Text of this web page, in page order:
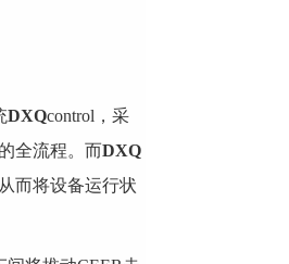
DXQcontrol，采
全流程。而DXQ
而将设备运行状